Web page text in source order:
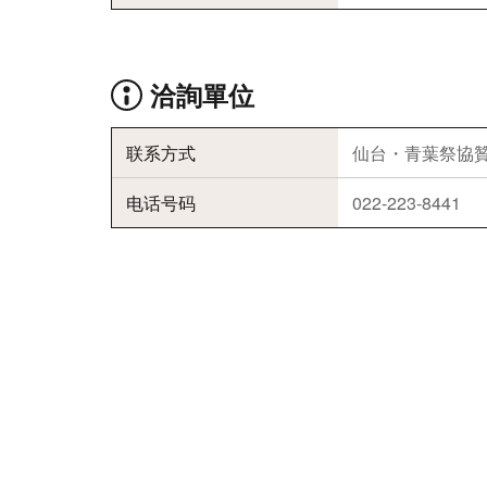
洽詢單位
联系方式
仙台・青葉祭協
电话号码
022-223-8441